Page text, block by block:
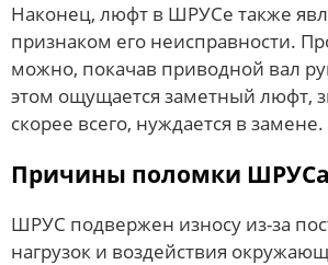
Наконец, люфт в ШРУСе также
признаком его неисправности.
можно, покачав приводной вал
этом ощущается заметный люфт,
скорее всего, нуждается в замене.
Причины поломки ШРУСа
ШРУС подвержен износу из-за
нагрузок и воздействия